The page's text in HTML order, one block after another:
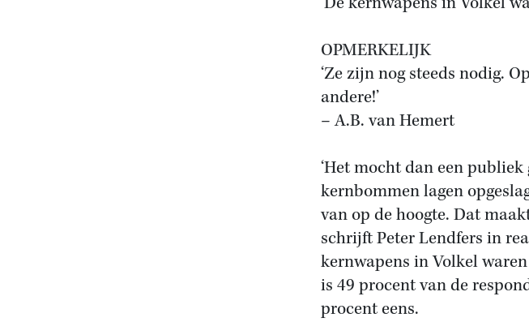
OPMERKELIJK
‘Ze zijn nog steeds nodig.
andere!’
– A.B. van Hemert
‘Het mocht dan een
kernbommen lagen
van op de hoogte. Dat
schrijft Peter Lendfers in
kernwapens in Volkel
is 49 procent van de
procent eens.